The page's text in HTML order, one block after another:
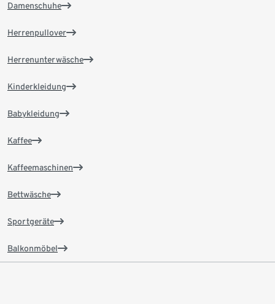
Damenschuhe
Herrenpullover
Herrenunterwäsche
Kinderkleidung
Babykleidung
Kaffee
Kaffeemaschinen
Bettwäsche
Sportgeräte
Balkonmöbel